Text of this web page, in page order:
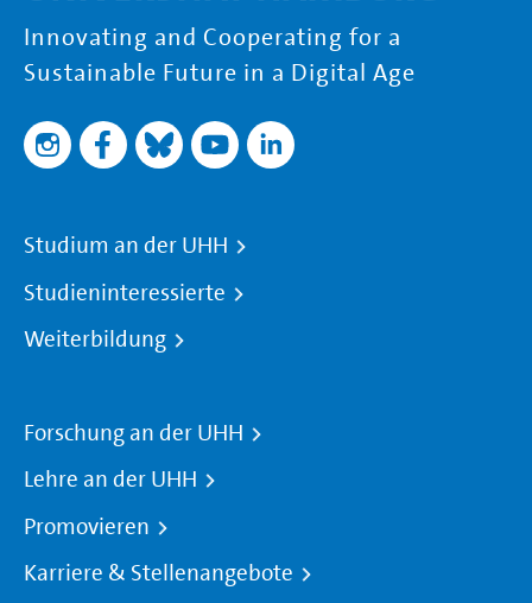
Innovating and Cooperating for a
Sustainable Future in a Digital Age
Studium an der UHH
Studieninteressierte
Weiterbildung
Forschung an der UHH
Lehre an der UHH
Promovieren
Karriere & Stellenangebote